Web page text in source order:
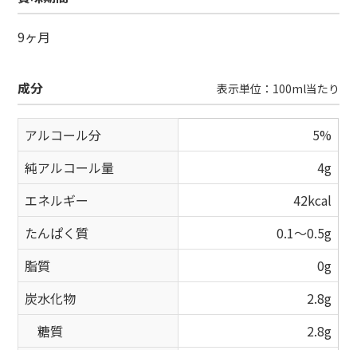
9ヶ月
成分 表示単位：100ml当たり
アルコール分
5%
純アルコール量
4g
エネルギー
42kcal
たんぱく質
0.1～0.5g
脂質
0g
炭水化物
2.8g
糖質
2.8g